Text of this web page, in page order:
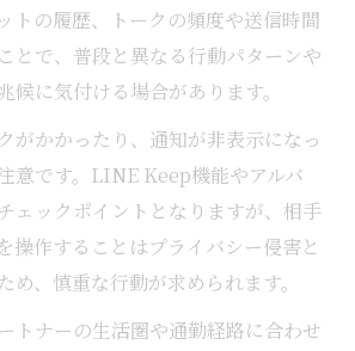
トの履歴、トークの頻度や送信時間
とで、普段と異なる行動パターンや
候に気付ける場合があります。
がかかったり、通知が非表示になっ
意です。LINE Keep機能やアルバ
ェックポイントとなりますが、相手
操作することはプライバシー侵害と
め、慎重な行動が求められます。
トナーの生活圏や通勤経路に合わせ